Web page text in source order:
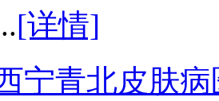
[详情]
宁青北皮肤病